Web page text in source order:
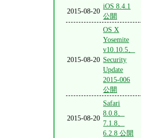
2015-08-20
iOS 8.4.1
公開
2015-08-20
OS X
Yosemite
v10.10.5、
Security
Update
2015-006
公開
2015-08-20
Safari
8.0.8、
7.1.8、
6.2.8 公開